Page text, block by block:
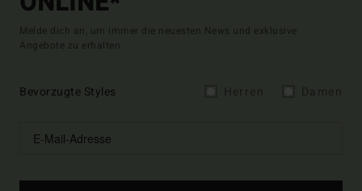
Melde dich an, um immer die neuesten News und exklusive
Angebote zu erhalten.
Bevorzugte Styles